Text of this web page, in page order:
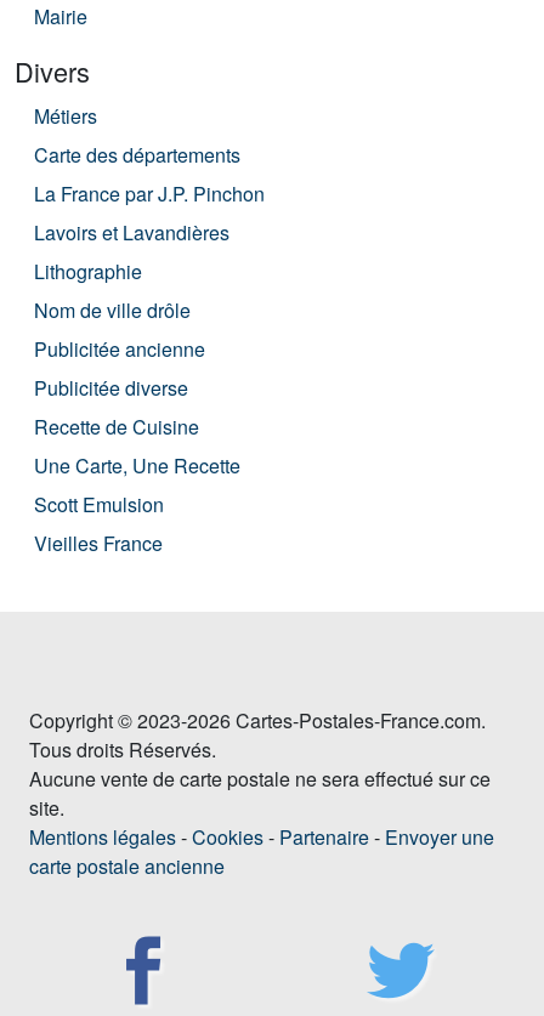
Mairie
Divers
Métiers
Carte des départements
La France par J.P. Pinchon
Lavoirs et Lavandières
Lithographie
Nom de ville drôle
Publicitée ancienne
Publicitée diverse
Recette de Cuisine
Une Carte, Une Recette
Scott Emulsion
Vieilles France
Copyright © 2023-2026 Cartes-Postales-France.com.
Tous droits Réservés.
Aucune vente de carte postale ne sera effectué sur ce
site.
Mentions légales-Cookies- Partenaire- Envoyer une
carte postale ancienne